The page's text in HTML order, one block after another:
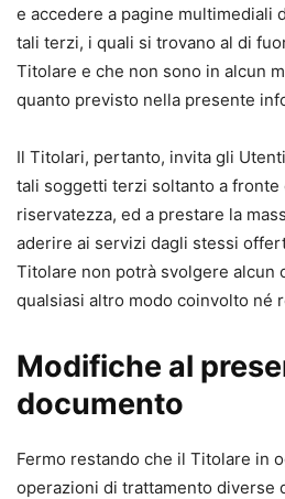
e accedere a pagine multimediali
tali terzi, i quali si trovano al di
Titolare e che non sono in alcun
quanto previsto nella presente
Il Titolari, pertanto, invita gli
tali soggetti terzi soltanto a fronte
riservatezza, ed a prestare la
aderire ai servizi dagli stessi
Titolare non potrà svolgere alcun
qualsiasi altro modo coinvolto né
Modifiche al
documento
Fermo restando che il Titolare in
operazioni di trattamento diverse